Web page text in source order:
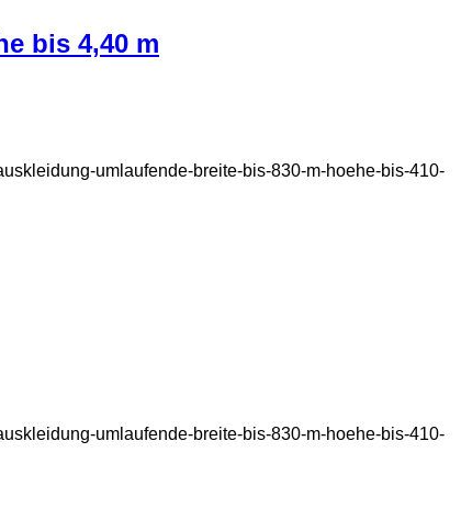
bis 4,40 m
umlaufende-breite-bis-830-m-hoehe-bis-410-
umlaufende-breite-bis-830-m-hoehe-bis-410-